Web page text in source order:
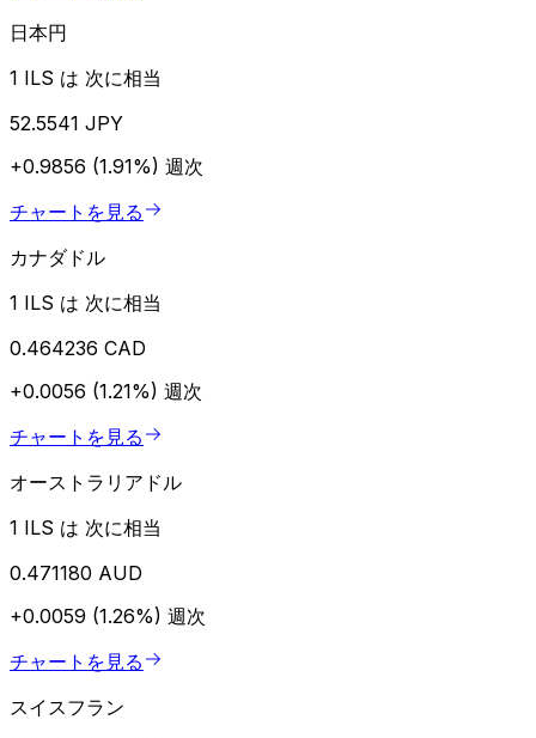
日本円
1 ILS は 次に相当
52.5541 JPY
+0.9856 (1.91%) 週次
チャートを見る
カナダドル
1 ILS は 次に相当
0.464236 CAD
+0.0056 (1.21%) 週次
チャートを見る
オーストラリアドル
1 ILS は 次に相当
0.471180 AUD
+0.0059 (1.26%) 週次
チャートを見る
スイスフラン